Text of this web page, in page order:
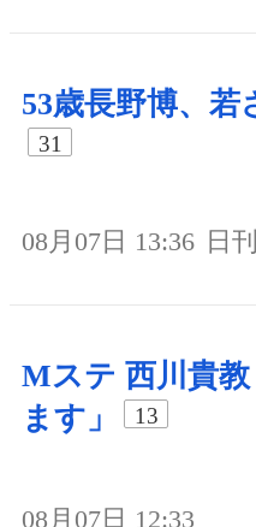
53歳長野博、若
31
08月07日 13:36 日
Mステ 西川貴
ます」
13
08月07日 12:33